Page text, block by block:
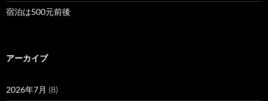
宿泊は500元前後
アーカイブ
2026年7月 (8)